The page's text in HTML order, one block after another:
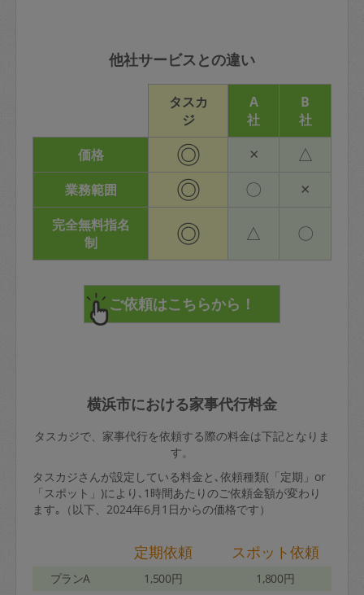
他社サービスとの違い
タスカ
ジ
A
社
B
社
価格
◎ × △
業務範囲 ◎ 〇 ×
完全無料指名
制
◎ △ 〇
横浜市における家事代行料金
タスカジで、家事代行を依頼する際の料金は下記となりま
す。
タスカジさんが設定している料金と､依頼種類(「定期」or
「スポット」)により､1時間あたりのご依頼金額が変わり
ます｡（以下、2024年6月1日からの価格です）
定期依頼 スポット依頼
プランA 1,500円 1,800円